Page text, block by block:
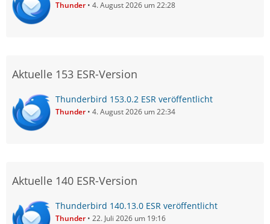
Thunder 4. August 2026 um 22:28
Aktuelle 153 ESR-Version
Thunderbird 153.0.2 ESR veröffentlicht
Thunder 4. August 2026 um 22:34
Aktuelle 140 ESR-Version
Thunderbird 140.13.0 ESR veröffentlicht
Thunder 22. Juli 2026 um 19:16